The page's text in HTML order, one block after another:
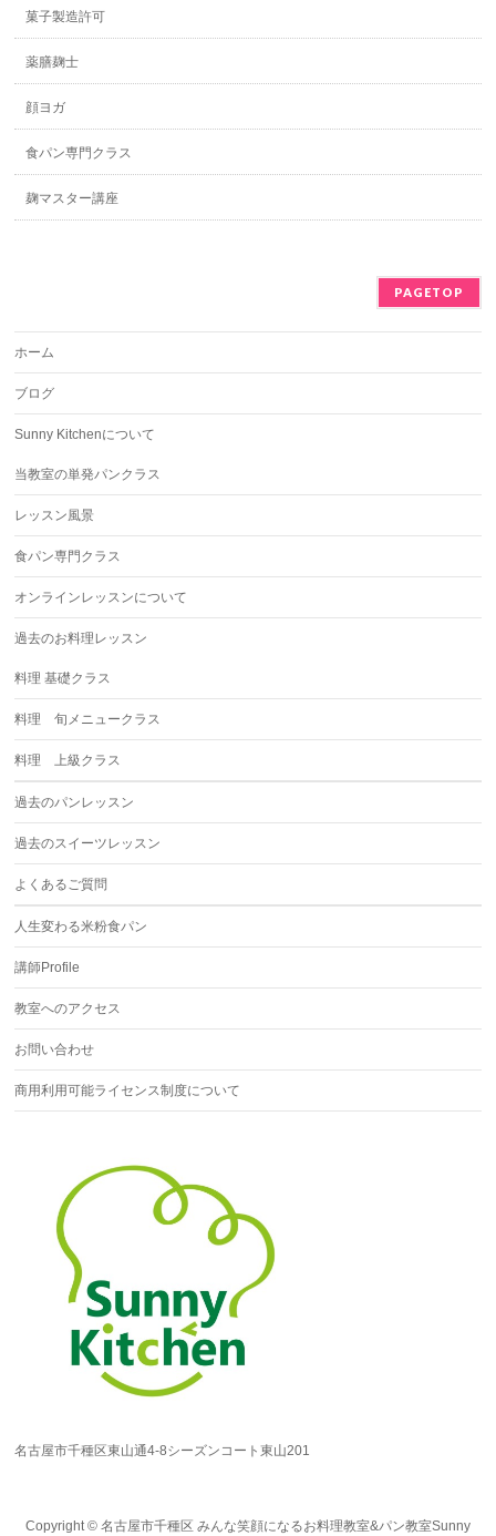
菓子製造許可
薬膳麹士
顔ヨガ
食パン専門クラス
麹マスター講座
PAGETOP
ホーム
ブログ
Sunny Kitchenについて
当教室の単発パンクラス
レッスン風景
食パン専門クラス
オンラインレッスンについて
過去のお料理レッスン
料理 基礎クラス
料理 旬メニュークラス
料理 上級クラス
過去のパンレッスン
過去のスイーツレッスン
よくあるご質問
人生変わる米粉食パン
講師Profile
教室へのアクセス
お問い合わせ
商用利用可能ライセンス制度について
名古屋市千種区東山通4-8シーズンコート東山201
Copyright © 名古屋市千種区 みんな笑顔になるお料理教室&パン教室Sunny